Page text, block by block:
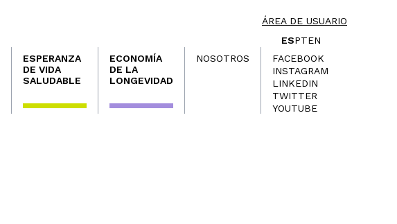
ÁREA DE USUARIO
ESPTEN
ESPERANZA
DE VIDA
SALUDABLE
ECONOMÍA
DE LA
LONGEVIDAD
NOSOTROS
FACEBOOK
INSTAGRAM
LINKEDIN
TWITTER
YOUTUBE